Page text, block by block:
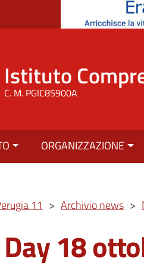
Istituto
C. M. PGIC85900A
ORGANIZZAZIONE
11 > Archivio news >
18